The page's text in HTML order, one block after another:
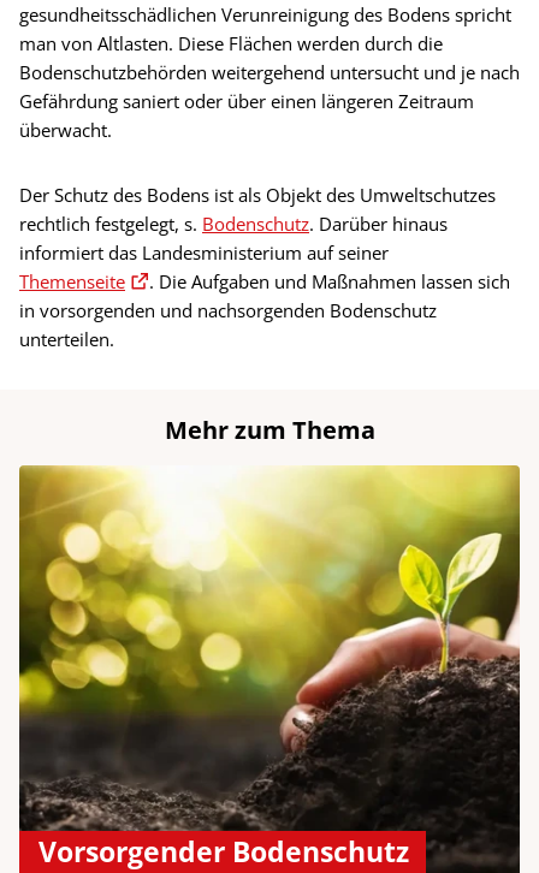
gesundheitsschädlichen Verunreinigung des Bodens spricht
man von Altlasten. Diese Flächen werden durch die
Bodenschutzbehörden weitergehend untersucht und je nach
Gefährdung saniert oder über einen längeren Zeitraum
überwacht.
Der Schutz des Bodens ist als Objekt des Umweltschutzes
rechtlich festgelegt, s. Bodenschutz. Darüber hinaus
informiert das Landesministerium auf seiner
Themenseite
. Die Aufgaben und Maßnahmen lassen sich
in vorsorgenden und nachsorgenden Bodenschutz
unterteilen.
Mehr zum Thema
Vorsorgender Bodenschutz